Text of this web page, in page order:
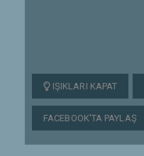
IŞIKLARI KAPAT
FACEBOOK'TA PAYLAŞ